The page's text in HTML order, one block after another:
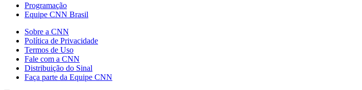
Programação
Equipe CNN Brasil
Sobre a CNN
Política de Privacidade
Termos de Uso
Fale com a CNN
Distribuição do Sinal
Faça parte da Equipe CNN